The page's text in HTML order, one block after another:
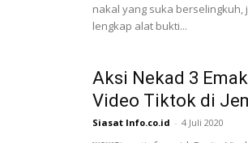
nakal yang suka
lengkap alat bukti...
Aksi Nekad 3
Video Tiktok di
Siasat Info.co.id - 4 Juli 2020